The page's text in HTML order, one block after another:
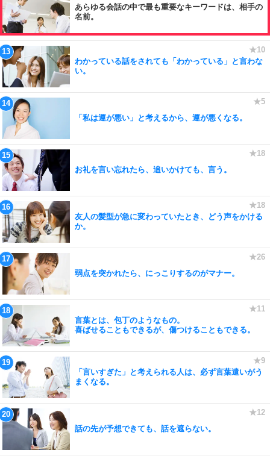
あらゆる会話の中で最も重要なキーワードは、相手の
名前。
わかっている話をされても「わかっている」と言わな
い。
「私は運が悪い」と考えるから、運が悪くなる。
お礼を言い忘れたら、追いかけても、言う。
友人の髪型が急に変わっていたとき、どう声をかける
か。
弱点を突かれたら、にっこりするのがマナー。
言葉とは、包丁のようなもの。
喜ばせることもできるが、傷つけることもできる。
「言いすぎた」と考えられる人は、必ず言葉遣いがう
まくなる。
話の先が予想できても、話を遮らない。